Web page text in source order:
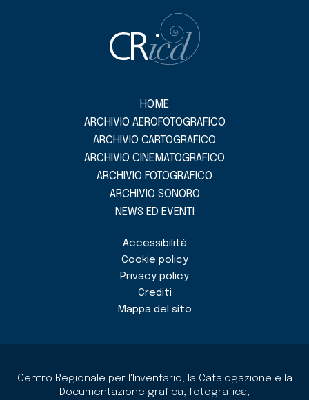
HOME
ARCHIVIO AEROFOTOGRAFICO
ARCHIVIO CARTOGRAFICO
ARCHIVIO CINEMATOGRAFICO
ARCHIVIO FOTOGRAFICO
ARCHIVIO SONORO
NEWS ED EVENTI
Accessibilità
Cookie policy
Privacy policy
Crediti
Mappa del sito
Centro Regionale per l'Inventario, la Catalogazione e la
Documentazione grafica, fotografica,